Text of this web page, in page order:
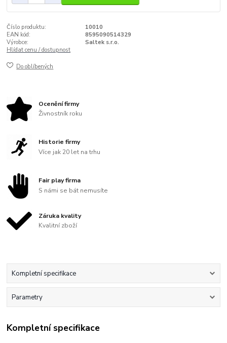
Číslo produktu:
10010
EAN kód:
8595090514329
Výrobce:
Saltek s.r.o.
Hlídat cenu / dostupnost
Do oblíbených
Ocenění firmy
Živnostník roku
Historie firmy
Více jak 20 let na trhu
Fair play firma
S námi se bát nemusíte
Záruka kvality
Kvalitní zboží
Kompletní specifikace
Parametry
Kompletní specifikace